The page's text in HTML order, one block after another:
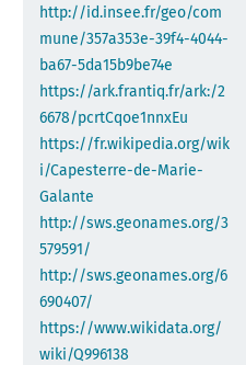
http://id.insee.fr/geo/com
mune/357a353e-39f4-4044-
ba67-5da15b9be74e
https://ark.frantiq.fr/ark:/2
6678/pcrtCqoe1nnxEu
https://fr.wikipedia.org/wik
i/Capesterre-de-Marie-
Galante
http://sws.geonames.org/3
579591/
http://sws.geonames.org/6
690407/
https://www.wikidata.org/
wiki/Q996138